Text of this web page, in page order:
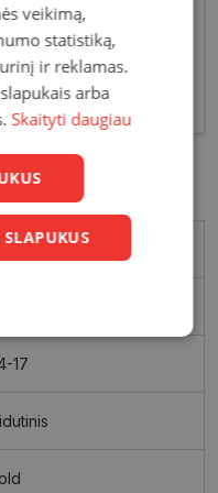
ir drąsiausių
tik regėjimo
išvaizdos
17
veikimą,
statistiką,
ir reklamas.
arba
Skaityti daugiau
Rinkodaros